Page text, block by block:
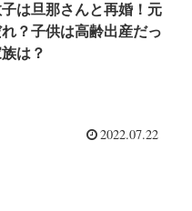
は旦那さんと再婚！元
？子供は高齢出産だっ
は？
2022.07.22